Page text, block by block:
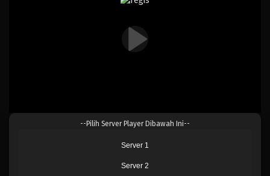
--Pilih Server Player Dibawah Ini--
Server 1
Server 2